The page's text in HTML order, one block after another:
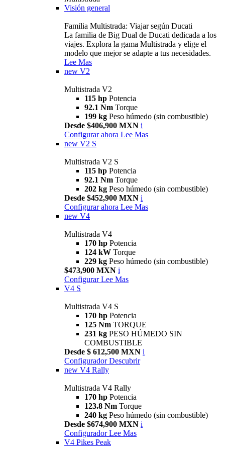
Visión general
Familia Multistrada: Viajar según Ducati
La familia de Big Dual de Ducati dedicada a los
viajes. Explora la gama Multistrada y elige el
modelo que mejor se adapte a tus necesidades.
Lee Mas
new V2
Multistrada V2
115 hp Potencia
92.1 Nm Torque
199 kg Peso húmedo (sin combustible)
Desde $406,900 MXN i
Configurar ahora Lee Mas
new V2 S
Multistrada V2 S
115 hp Potencia
92.1 Nm Torque
202 kg Peso húmedo (sin combustible)
Desde $452,900 MXN i
Configurar ahora Lee Mas
new V4
Multistrada V4
170 hp Potencia
124 kW Torque
229 kg Peso húmedo (sin combustible)
$473,900 MXN i
Configurar Lee Mas
V4 S
Multistrada V4 S
170 hp Potencia
125 Nm TORQUE
231 kg PESO HÚMEDO SIN
COMBUSTIBLE
Desde $ 612,500 MXN i
Configurador Descubrir
new V4 Rally
Multistrada V4 Rally
170 hp Potencia
123.8 Nm Torque
240 kg Peso húmedo (sin combustible)
Desde $674,900 MXN i
Configurador Lee Mas
V4 Pikes Peak